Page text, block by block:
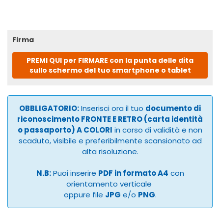
Firma
PREMI QUI per FIRMARE con la punta delle dita
sullo schermo del tuo smartphone o tablet
OBBLIGATORIO:Inserisci ora il tuo documento di
riconoscimento FRONTE E RETRO (carta identità
o passaporto) A COLORI in corso di validità e non
scaduto, visibile e preferibilmente scansionato ad
alta risoluzione.
N.B:Puoi inserire PDF in formato A4 con
orientamento verticale
oppure file JPG e/o PNG.